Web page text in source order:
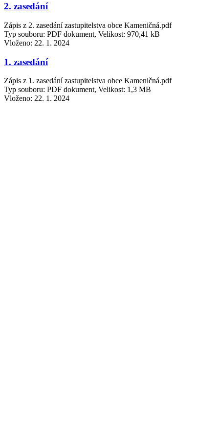
2. zasedání
Zápis z 2. zasedání zastupitelstva obce Kameničná.pdf
Typ souboru: PDF dokument, Velikost: 970,41 kB
Vloženo: 22. 1. 2024
1. zasedání
Zápis z 1. zasedání zastupitelstva obce Kameničná.pdf
Typ souboru: PDF dokument, Velikost: 1,3 MB
Vloženo: 22. 1. 2024